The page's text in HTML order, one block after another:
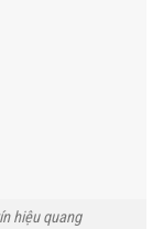
hiệu quang